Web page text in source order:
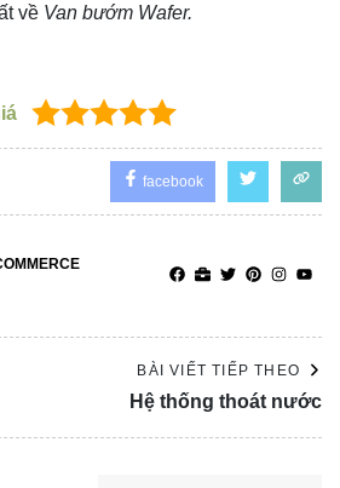
về Van bướm Wafer.
facebook
BÀI VIẾT TIẾP THEO
Hệ thống thoát nước